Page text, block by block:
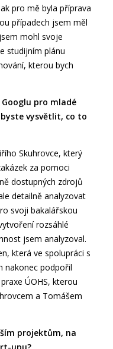
pro mě byla příprava
případech jsem měl
mohl svoje
studijním plánu
kterou bych
pro mladé
vysvětlit, co to
Skuhrovce, který
za pomoci
dostupných zdrojů
detailně analyzovat
svoji bakalářskou
rozsáhlé
jsem analyzoval.
která ve spolupráci s
nakonec podpořil
ÚOHS, kterou
a Tomášem
projektům, na